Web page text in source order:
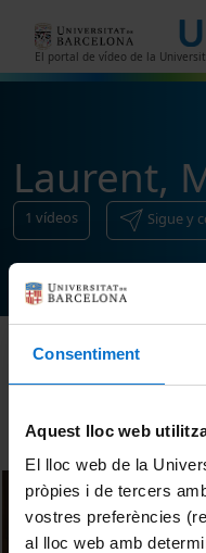
Consentiment
Aquest lloc web
El lloc web de la
pròpies i de tercers
vostres preferències
al lloc web amb
El portal de vídeo de la
Laurent,
1 vídeos Sigue y
Ordenar